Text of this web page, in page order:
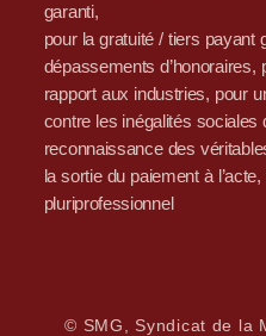
garanti,
pour la gratuité / tiers payant
dépassements d’honoraires,
rapport aux industries, pour
contre les inégalités sociales
reconnaissance des
la sortie du paiement à
pluriprofessionnel
© SMG, Syndicat de la